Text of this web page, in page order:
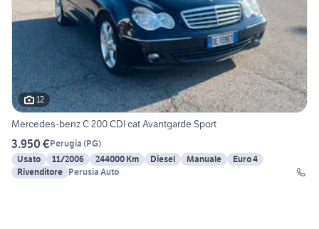
12
Mercedes-benz C 200 CDI cat Avantgarde Sport
3.950 €Perugia (PG)
Usato
11/2006 244000 Km Diesel Manuale
Euro 4
Rivenditore Perusia Auto